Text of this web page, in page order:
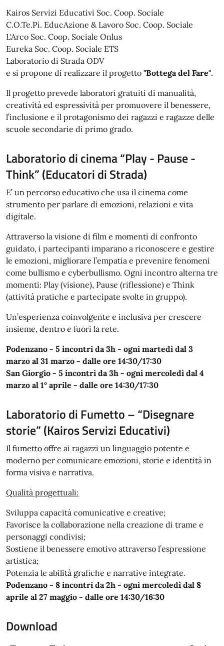
Kairos Servizi Educativi Soc. Coop. Sociale
C.O.Te.Pi. EducAzione & Lavoro Soc. Coop. Sociale
L'Arco Soc. Coop. Sociale Onlus
Eureka Soc. Coop. Sociale ETS
Laboratorio di Strada ODV
e si propone di realizzare il progetto "Bottega del Fare".
Il progetto prevede laboratori gratuiti di manualità,
creatività ed espressività per promuovere il benessere,
l’inclusione e il protagonismo dei ragazzi e ragazze delle
scuole secondarie di primo grado.
Laboratorio di cinema “Play - Pause -
Think” (Educatori di Strada)
E’ un percorso educativo che usa il cinema come
strumento per parlare di emozioni, relazioni e vita
digitale.
Attraverso la visione di film e momenti di confronto
guidato, i partecipanti imparano a riconoscere e gestire
le emozioni, migliorare l’empatia e prevenire fenomeni
come bullismo e cyberbullismo. Ogni incontro alterna tre
momenti: Play (visione), Pause (riflessione) e Think
(attività pratiche e partecipate svolte in gruppo).
Un’esperienza coinvolgente e inclusiva per crescere
insieme, dentro e fuori la rete.
Podenzano - 5 incontri da 3h - ogni martedì dal 3
marzo al 31 marzo - dalle ore 14:30/17:30
San Giorgio - 5 incontri da 3h - ogni mercoledì dal 4
marzo al 1° aprile - dalle ore 14:30/17:30
Laboratorio di Fumetto – “Disegnare
storie” (Kairos Servizi Educativi)
Il fumetto offre ai ragazzi un linguaggio potente e
moderno per comunicare emozioni, storie e identità in
forma visiva e narrativa.
Qualità progettuali:
Sviluppa capacità comunicative e creative;
Favorisce la collaborazione nella creazione di trame e
personaggi condivisi;
Sostiene il benessere emotivo attraverso l’espressione
artistica;
Potenzia le abilità grafiche e narrative integrate.
Podenzano - 8 incontri da 2h - ogni mercoledì dal 8
aprile al 27 maggio - dalle ore 14:30/16:30
Download